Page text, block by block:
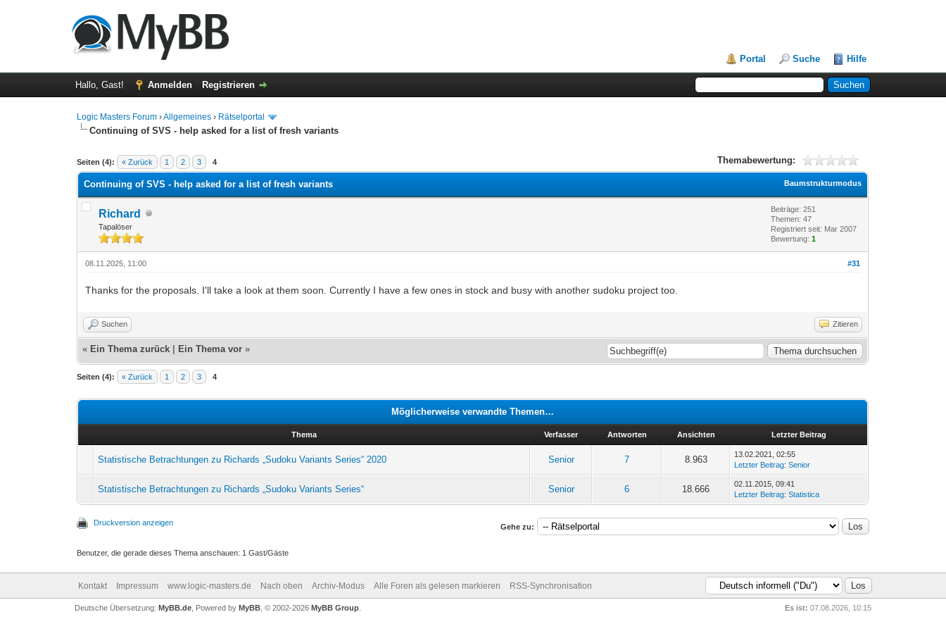
Portal Suche Hilfe
Hallo, Gast! Anmelden Registrieren
Logic Masters Forum ›Allgemeines › Rätselportal
Continuing of SVS - help asked for a list of fresh variants
Seiten (4): « Zurück 1 2 3 4 Themabewertung:
0 Bewertung(en) - 0 im Durchschnitt
1
2
3
4
5
Baumstrukturmodus
Continuing of SVS - help asked for a list of fresh variants
Richard
Tapalöser
Beiträge: 251
Themen: 47
Registriert seit: Mar 2007
Bewertung:1
#31
08.11.2025, 11:00
Thanks for the proposals. I'll take a look at them soon. Currently I have a few ones in stock and busy with another sudoku project too.
Suchen Zitieren
« Ein Thema zurück Ein Thema vor »
Seiten (4): « Zurück 1 2 3 4
Möglicherweise verwandte Themen…
Thema Verfasser Antworten Ansichten Letzter Beitrag
Statistische Betrachtungen zu Richards „Sudoku Variants Series“ 2020 Senior 7 8.963
13.02.2021, 02:55
Letzter Beitrag:Senior
Statistische Betrachtungen zu Richards „Sudoku Variants Series“ Senior 6 18.666
02.11.2015, 09:41
Letzter Beitrag:Statistica
Druckversion anzeigen Gehe zu:
Benutzer, die gerade dieses Thema anschauen: 1 Gast/Gäste
Kontakt Impressum www.logic-masters.de Nach oben Archiv-Modus Alle Foren als gelesen markieren RSS-Synchronisation
Es ist: 07.08.2026, 10:15
Deutsche Übersetzung: MyBB.de, Powered by MyBB, © 2002-2026 MyBB Group.